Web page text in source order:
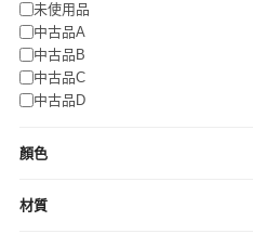
未使用品
中古品A
中古品B
中古品C
中古品D
顏色
材質